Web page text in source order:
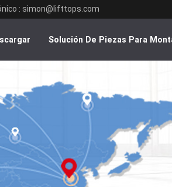
: simon@lifttops.com
Solución De Piezas Para